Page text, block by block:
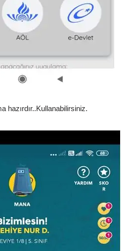
hazırdır..Kullanabilirsiniz.